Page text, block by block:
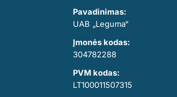
Pavadinimas:
UAB „Leguma“
Įmonės kodas:
304782288
PVM kodas:
LT100011507315